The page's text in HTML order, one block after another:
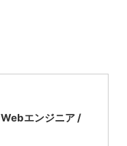
Webエンジニア/